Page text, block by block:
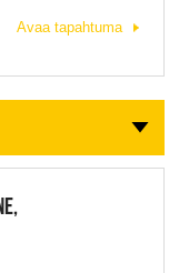
Avaa tapahtuma